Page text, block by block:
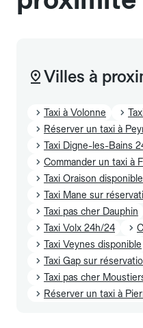
Villes à
Taxi à Volonne
Réserver un taxi à
Taxi Digne-les-Bains
Commander un taxi à
Taxi Oraison disponible
Taxi Mane sur
Taxi pas cher Dauphin
Taxi Volx 24h/24
Taxi Veynes disponible
Taxi Gap sur
Taxi pas cher
Réserver un taxi à